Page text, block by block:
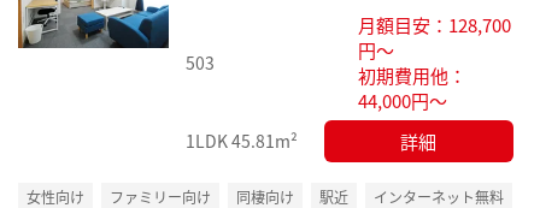
り登
503
月額目安：128,700
円～
初期費用他：
44,000円～
1LDK45.81m² 詳細
女性向け ファミリー向け 同棲向け 駅近 インターネット無料